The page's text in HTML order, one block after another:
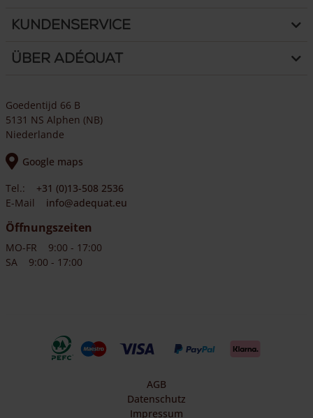
Kundenservice
Über Adéquat
Goedentijd 66 B
5131 NS Alphen (NB)
Niederlande
Google maps
Tel.:
+31 (0)13-508 2536
E-Mail
info@adequat.eu
Öffnungszeiten
MO-FR
9:00 - 17:00
SA
9:00 - 17:00
AGB
Datenschutz
Impressum